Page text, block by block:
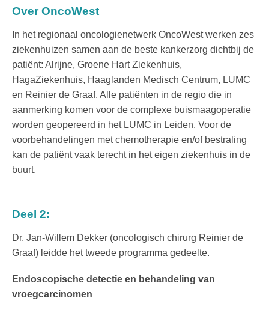
Over OncoWest
In het regionaal oncologienetwerk OncoWest werken zes
ziekenhuizen samen aan de beste kankerzorg dichtbij de
patiënt: Alrijne, Groene Hart Ziekenhuis,
HagaZiekenhuis, Haaglanden Medisch Centrum, LUMC
en Reinier de Graaf. Alle patiënten in de regio die in
aanmerking komen voor de complexe buismaagoperatie
worden geopereerd in het LUMC in Leiden. Voor de
voorbehandelingen met chemotherapie en/of bestraling
kan de patiënt vaak terecht in het eigen ziekenhuis in de
buurt.
Deel 2:
Dr. Jan-Willem Dekker (oncologisch chirurg Reinier de
Graaf) leidde het tweede programma gedeelte.
Endoscopische detectie en behandeling van
vroegcarcinomen